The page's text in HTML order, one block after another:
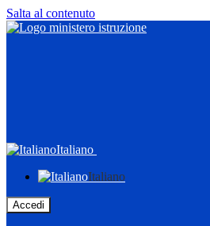
Salta al contenuto
Italiano
Italiano
Accedi